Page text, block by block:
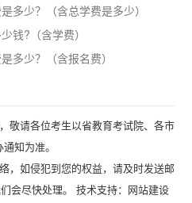
多少？（含总学费是多少）
钱?（含学费）
多少？（含报名费）
敬请各位考生以省教育考试院、各市
知为准。
，如侵犯到您的权益，请及时发送邮
会尽快处理。 技术支持： 网站建设